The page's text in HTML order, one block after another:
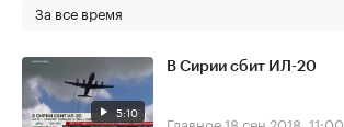
За все время
5:10
В Сирии сбит ИЛ-20
Главное18 сен 2018, 11:00